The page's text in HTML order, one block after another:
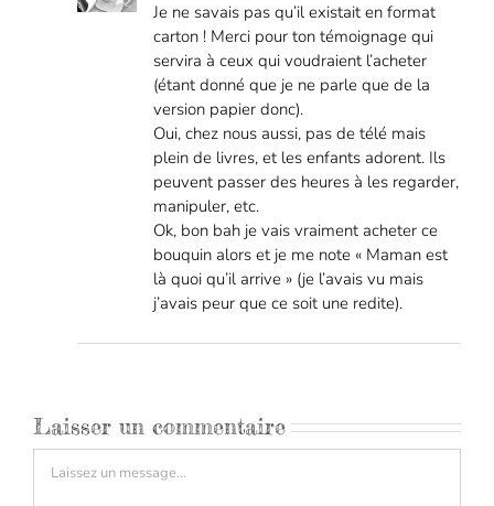
Je ne savais pas qu’il existait en format
carton ! Merci pour ton témoignage qui
servira à ceux qui voudraient l’acheter
(étant donné que je ne parle que de la
version papier donc).
Oui, chez nous aussi, pas de télé mais
plein de livres, et les enfants adorent. Ils
peuvent passer des heures à les regarder,
manipuler, etc.
Ok, bon bah je vais vraiment acheter ce
bouquin alors et je me note « Maman est
là quoi qu’il arrive » (je l’avais vu mais
j’avais peur que ce soit une redite).
Laisser un commentaire